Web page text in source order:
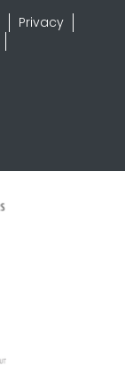
Privacy